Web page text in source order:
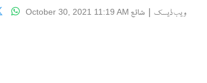
ویب ڈیسک | شائع October 30, 2021 11:19 AM